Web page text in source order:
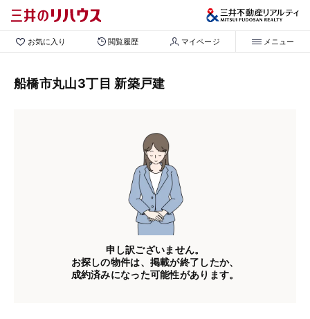
お気に入り 閲覧履歴 マイページ メニュー
船橋市丸山3丁目 新築戸建
申し訳ございません。
お探しの物件は、掲載が終了したか、
成約済みになった可能性があります。